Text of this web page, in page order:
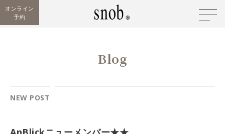
オンライン
予約
Blog
NEW POST